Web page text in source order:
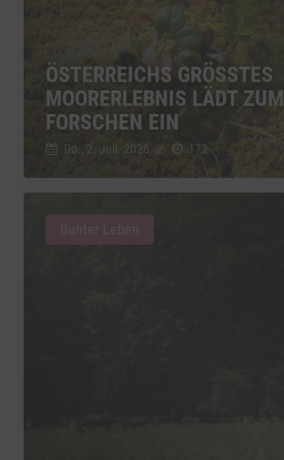
ÖSTERREICHS GRÖSSTES M
OORERLEBNIS LÄDT ZUM F
ORSCHEN EIN
Do., 2. Juli. 2026 // 172